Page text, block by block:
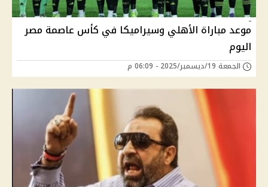
موعد مباراة الأهلي وسيراميكا في كأس عاصمة مصر
اليوم
الجمعة 19/ديسمبر/2025 - 06:09 م